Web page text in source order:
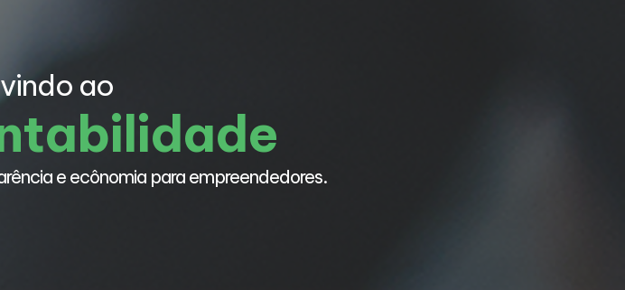
ao
e ecônomia para empreendedores.